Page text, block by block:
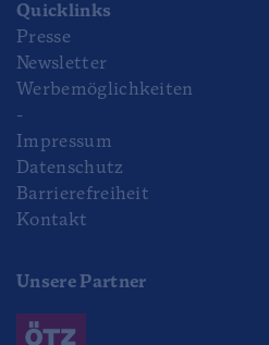
Quicklinks
Presse
Newsletter
Werbemöglichkeiten
-
Impressum
Datenschutz
Barrierefreiheit
Kontakt
Unsere Partner